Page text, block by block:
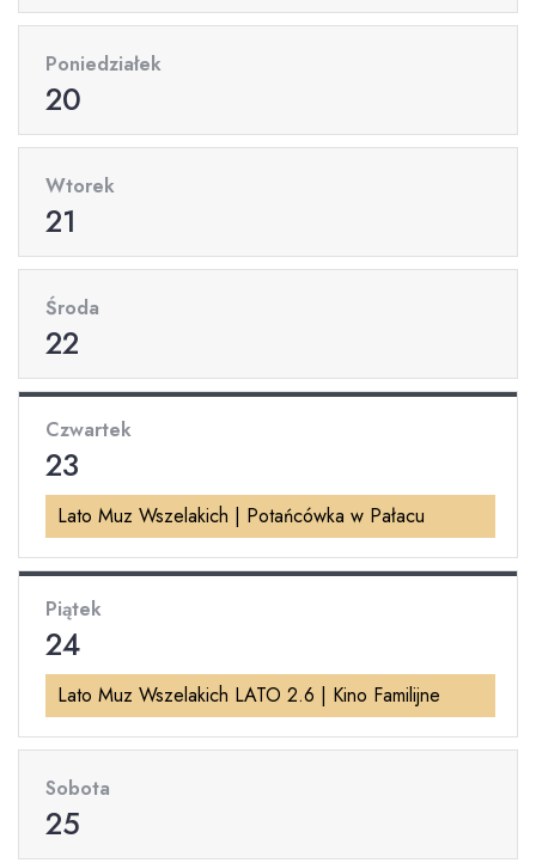
Poniedziałek
20
Wtorek
21
Środa
22
Czwartek
23
Lato Muz Wszelakich | Potańcówka w Pałacu
Piątek
24
Lato Muz Wszelakich LATO 2.6 | Kino Familijne
Sobota
25